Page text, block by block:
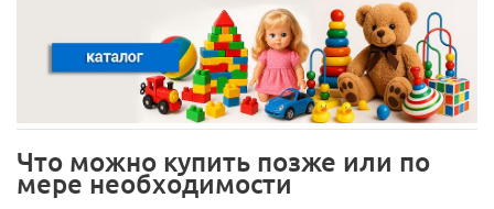
Что можно купить позже или по
мере необходимости